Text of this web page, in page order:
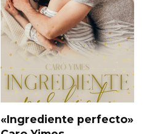
«Ingrediente perfecto»